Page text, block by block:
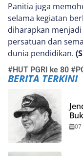
Panitia juga
selama kegiatan
diharapkan
persatuan dan
dunia pendidikan.
#HUT PGRI ke 80 #
BERITA TERKINI
07